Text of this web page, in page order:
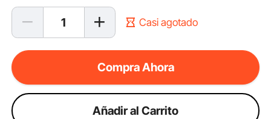
Casi agotado
Compra Ahora
Añadir al Carrito